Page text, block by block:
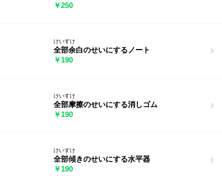
￥250
けいすけ
全部余白のせいにするノート
￥190
けいすけ
全部摩擦のせいにする消しゴム
￥190
けいすけ
全部傾きのせいにする水平器
￥190